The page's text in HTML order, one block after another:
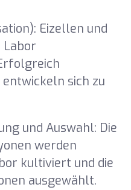
Eizellen und
Labor
sich zu
und Auswahl: Die
werden
kultiviert und die
ausgewählt.